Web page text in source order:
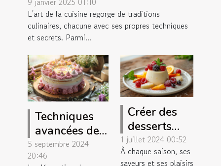
L'art de la cuisine regorge de traditions
culinaires, chacune avec ses propres techniques
et secrets. Parmi...
Techniques
avancées de
décoration de
gâteaux pour
5 septembre 2024
20:46
Créer des
desserts
saisonniers :
de la panna
1 juillet 2024 00:52
À chaque saison, ses
saveurs et ses plaisirs